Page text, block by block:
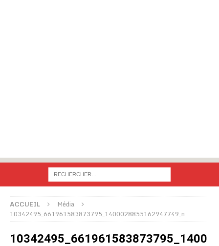
ACCUEIL
Média
10342495_661961583873795_1400028855162947749_n
10342495_661961583873795_1400